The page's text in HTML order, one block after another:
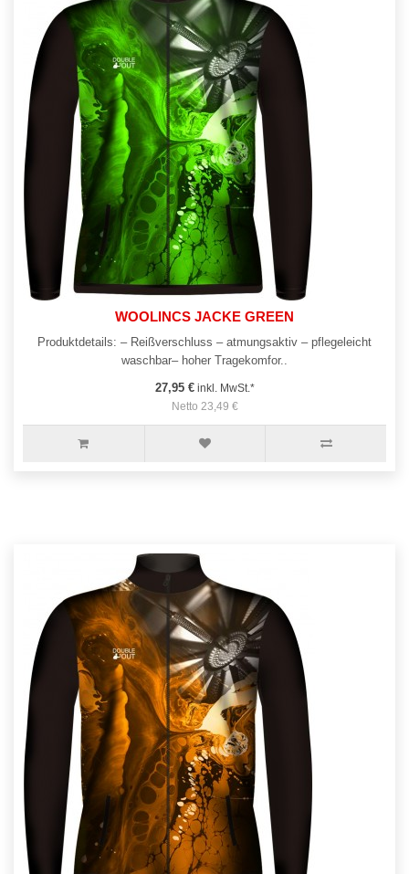
WOOLINCS JACKE GREEN
Produktdetails: – Reißverschluss – atmungsaktiv – pflegeleicht
waschbar– hoher Tragekomfor..
27,95 €inkl. MwSt.*
Netto 23,49 €